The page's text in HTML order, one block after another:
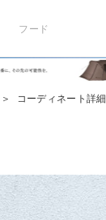
フード
＞ コーディネート詳細